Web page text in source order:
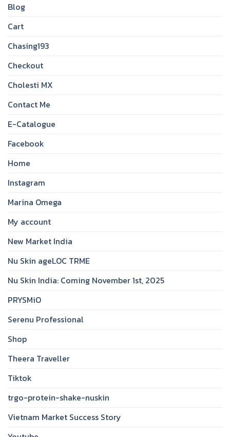
Blog
Cart
Chasing193
Checkout
Cholesti MX
Contact Me
E-Catalogue
Facebook
Home
Instagram
Marina Omega
My account
New Market India
Nu Skin ageLOC TRME
Nu Skin India: Coming November 1st, 2025
PRYSMiO
Serenu Professional
Shop
Theera Traveller
Tiktok
trgo-protein-shake-nuskin
Vietnam Market Success Story